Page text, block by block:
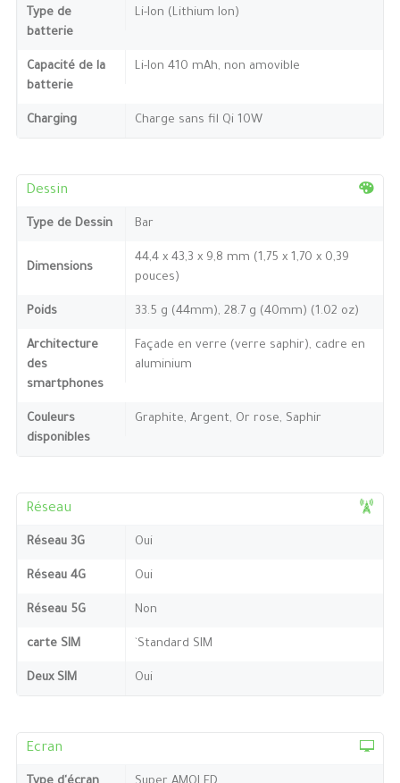
Type de
batterie
Li-Ion (Lithium Ion)
Capacité de la
batterie
Li-Ion 410 mAh, non amovible
Charging Charge sans fil Qi 10W
Dessin
Type de Dessin Bar
Dimensions
44,4 x 43,3 x 9,8 mm (1,75 x 1,70 x 0,39
pouces)
Poids 33.5 g (44mm), 28.7 g (40mm) (1.02 oz)
Architecture
des
smartphones
Façade en verre (verre saphir), cadre en
aluminium
Couleurs
disponibles
Graphite, Argent, Or rose, Saphir
Réseau
Réseau 3G Oui
Réseau 4G Oui
Réseau 5G Non
carte SIM `Standard SIM
Deux SIM Oui
Ecran